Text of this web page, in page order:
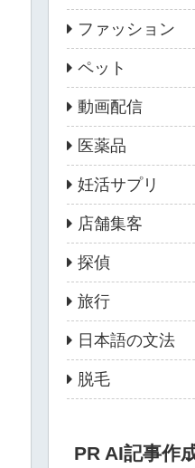
ファッション
ペット
動画配信
医薬品
妊活サプリ
店舗集客
探偵
旅行
日本語の文法
脱毛
PR AI記事作